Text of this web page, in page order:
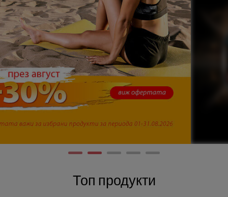
Топ продукти